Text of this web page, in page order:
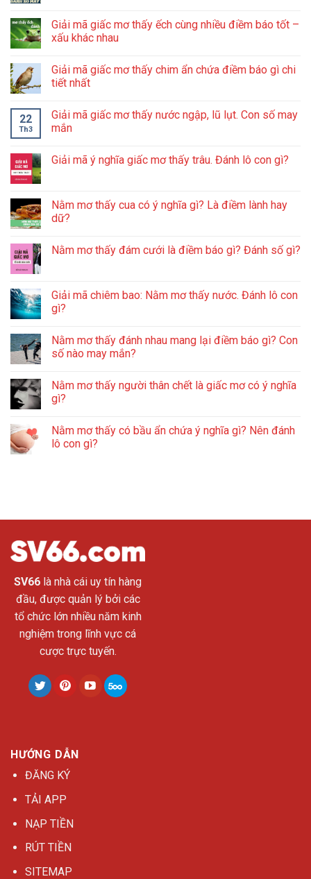
Giải mã giấc mơ thấy ếch cùng nhiều điềm báo tốt –
xấu khác nhau
Giải mã giấc mơ thấy chim ẩn chứa điềm báo gì chi
tiết nhất
22
Th3
Giải mã giấc mơ thấy nước ngập, lũ lụt. Con số may
mắn
Giải mã ý nghĩa giấc mơ thấy trâu. Đánh lô con gì?
Nằm mơ thấy cua có ý nghĩa gì? Là điềm lành hay
dữ?
Nằm mơ thấy đám cưới là điềm báo gì? Đánh số gì?
Giải mã chiêm bao: Nằm mơ thấy nước. Đánh lô con
gì?
Nằm mơ thấy đánh nhau mang lại điềm báo gì? Con
số nào may mắn?
Nằm mơ thấy người thân chết là giấc mơ có ý nghĩa
gì?
Nằm mơ thấy có bầu ẩn chứa ý nghĩa gì? Nên đánh
lô con gì?
SV66 là nhà cái uy tín hàng
đầu, được quản lý bởi các
tổ chức lớn nhiều năm kinh
nghiệm trong lĩnh vực cá
cược trực tuyến.
HƯỚNG DẪN
ĐĂNG KÝ
TẢI APP
NẠP TIỀN
RÚT TIỀN
SITEMAP